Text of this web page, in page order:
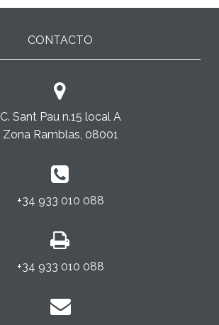
CONTACTO
C. Sant Pau n.15 local A
Zona Ramblas, 08001
+34 933 010 088
+34 933 010 088